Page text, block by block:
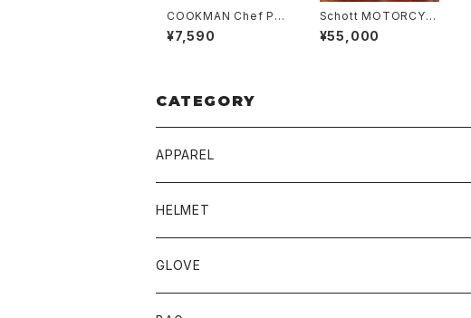
COOKMAN Chef Pa
nts Birmingham Bla
ck Barons
¥7,590
Schott MOTORCYC
LE HELMET
¥55,000
CATEGORY
APPAREL
BLUCO
TOPS
BOTTOMS
UNCROWD
HELMET
BUCO
GLOVE